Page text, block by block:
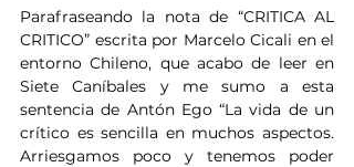
Parafraseando la nota de “CRITICA AL
CRITICO” escrita por Marcelo Cicali en el
entorno Chileno, que acabo de leer en
Siete Caníbales y me sumo a esta
sentencia de Antón Ego “La vida de un
crítico es sencilla en muchos aspectos.
Arriesgamos poco y tenemos poder